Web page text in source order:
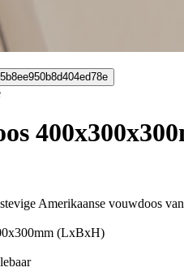
Amerikaanse vouwdoos
(LxBxH)